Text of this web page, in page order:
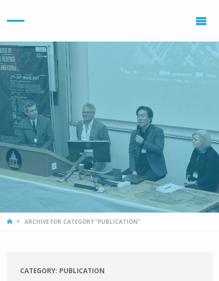
HOMEARCHIVE FOR CATEGORY "PUBLICATION"
CATEGORY: PUBLICATION